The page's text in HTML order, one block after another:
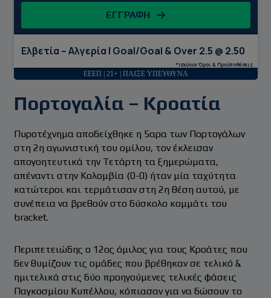
ΕΓΓΡΑΦΗ
Ελβετία – Αλγερία | Goal/Goal & Over 2.5 @ 2.50
*Ισχύουν Όροι & Προϋποθέσεις
ΕΕΕΠ | 21+ | ΠΑΙΞΕ ΥΠΕΥΘΥΝΑ
Πορτογαλία – Κροατία
Πυροτέχνημα αποδείχθηκε η 5αρα των Πορτογάλων
στη 2η αγωνιστική του ομίλου, τον έκλεισαν
απογοητευτικά την Τετάρτη τα ξημερώματα,
απέναντι στην Κολομβία (0-0) ήταν μία ταχύτητα
κατώτεροι και τερμάτισαν στη 2η θέση αυτού, με
συνέπεια να βρεθούν στο δύσκολο κομμάτι του
bracket.
Περιπετειώδης ο 12ος όμιλος για τους Κροάτες που
δεν θυμίζουν τις ομάδες που βρέθηκαν σε τελικό &
ημιτελικά στις δύο προηγούμενες τελικές φάσεις
Παγκοσμίου Κυπέλλου, κόπιασαν για να δώσουν το